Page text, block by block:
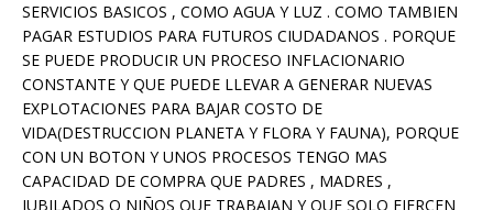
SERVICIOS BASICOS , COMO AGUA Y LUZ . COMO TAMBIEN
PAGAR ESTUDIOS PARA FUTUROS CIUDADANOS . PORQUE
SE PUEDE PRODUCIR UN PROCESO INFLACIONARIO
CONSTANTE Y QUE PUEDE LLEVAR A GENERAR NUEVAS
EXPLOTACIONES PARA BAJAR COSTO DE
VIDA(DESTRUCCION PLANETA Y FLORA Y FAUNA), PORQUE
CON UN BOTON Y UNOS PROCESOS TENGO MAS
CAPACIDAD DE COMPRA QUE PADRES , MADRES ,
JUBILADOS O NIÑOS QUE TRABAJAN Y QUE SOLO EJERCEN